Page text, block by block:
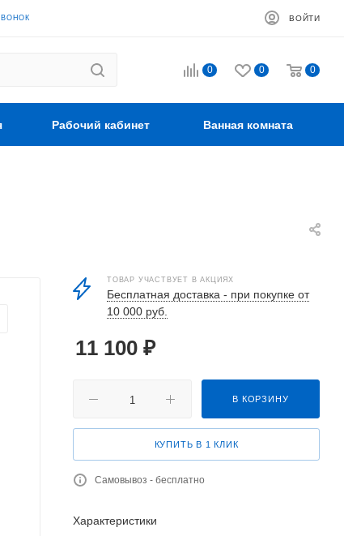
ВОЙТИ
0 0 0
Рабочий кабинет Ванная комната
ТОВАР УЧАСТВУЕТ В АКЦИЯХ
Бесплатная доставка - при покупке от
10 000 руб.
11 100 ₽
В КОРЗИНУ
КУПИТЬ В 1 КЛИК
Самовывоз - бесплатно
Характеристики